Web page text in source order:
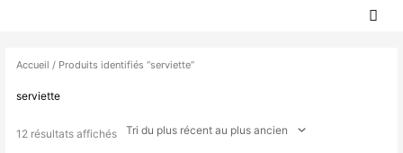
Accueil / Produits identifiés “serviette”
serviette
12 résultats affichés
du
au